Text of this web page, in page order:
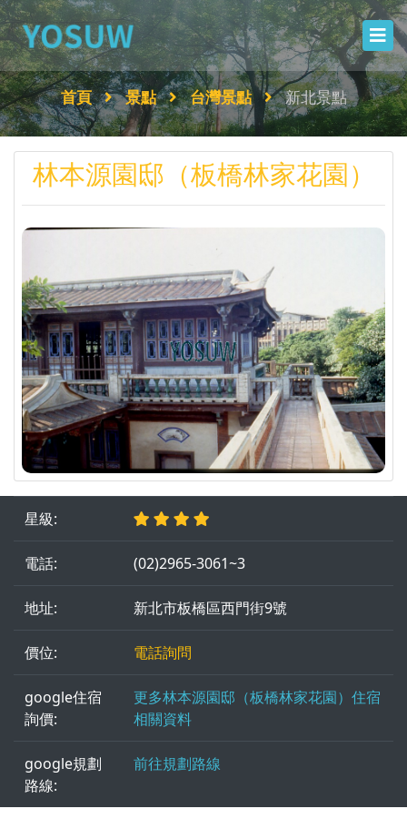
首頁 景點 台灣景點 新北景點
林本源園邸（板橋林家花園）
星級:
電話: (02)2965-3061~3
地址: 新北市板橋區西門街9號
價位: 電話詢問
google住宿
詢價:
更多林本源園邸（板橋林家花園）住宿
相關資料
google規劃
路線:
前往規劃路線